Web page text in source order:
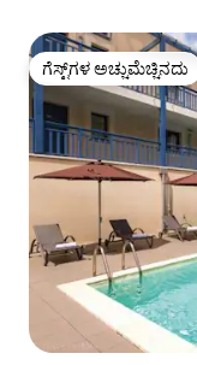
ಗೆಸ್ಟ್‌ಗಳ ಅಚ್ಚುಮೆಚ್ಚಿನದು
ಗೆಸ್ಟ್‌ಗಳ ಅಚ್ಚುಮೆಚ್ಚಿನದು